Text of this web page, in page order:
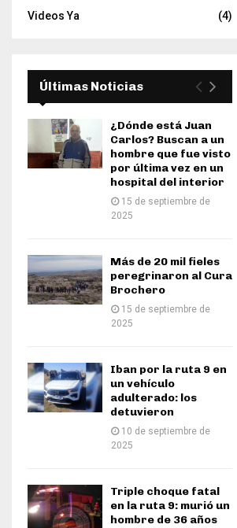
Videos Ya
(4)
Últimas Noticias
¿Dónde está Juan
Carlos? Buscan a un
hombre que fue visto
por última vez en un
hospital del interior
15 de septiembre de
2025
Más de 20 mil fieles
peregrinaron al Cura
Brochero
15 de septiembre de
2025
Iban por la ruta 9 en
un vehículo
adulterado: los
detuvieron
10 de septiembre de
2025
Triple choque fatal
en la ruta 9: murió un
hombre de 36 años